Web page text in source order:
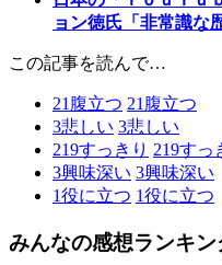
ョン徳氏「非常識な
この記事を読んで…
21 腹立つ 21 腹立つ
3悲しい 3悲しい
219すっきり 219すっ
3興味深い 3興味深い
1役に立つ 1役に立つ
みんなの感想ランキン